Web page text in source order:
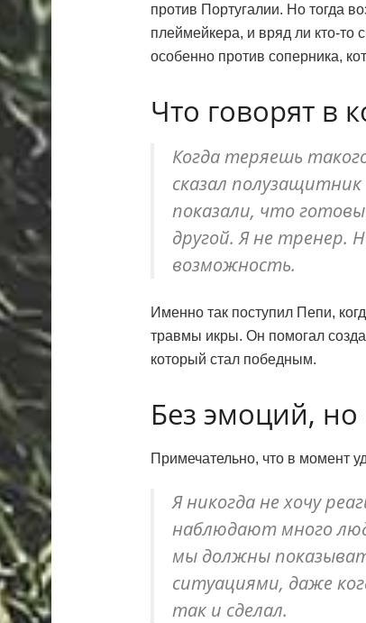
против Португалии. Но тогда
плеймейкера, и вряд ли кто-то
особенно против соперника,
Что говорят в
Когда теряешь
сказал полузащитник
показали, что
другой. Я не тренер.
возможность.
Именно так поступил Пепи,
травмы икры. Он помогал
который стал победным.
Без эмоций,
Примечательно, что в момент
Я никогда не хочу
наблюдают много
мы должны
ситуациями, даже
так и сделал.